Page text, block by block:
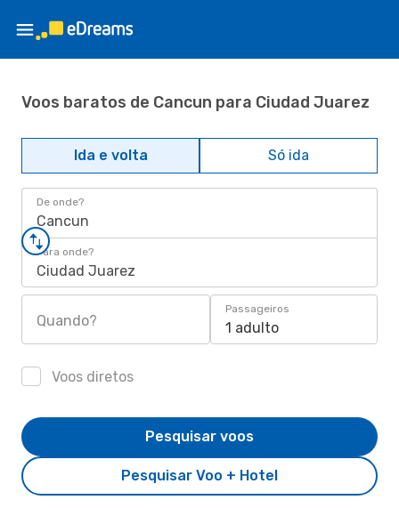
Voos baratos de Cancun para Ciudad Juarez
Ida e volta Só ida
De onde?
Cancun
Para onde?
Ciudad Juarez
Quando?
Passageiros
1 adulto
Voos diretos
Pesquisar Voo + Hotel
Pesquisar voos